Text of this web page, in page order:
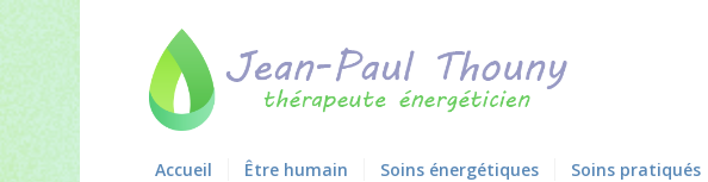
Accueil Être humain Soins énergétiques Soins pratiqués